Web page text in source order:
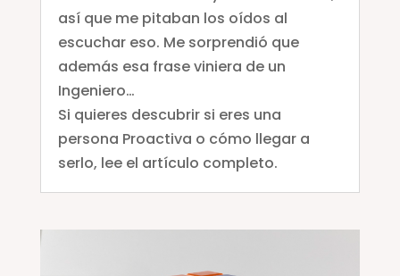
así que me pitaban los oídos al
escuchar eso. Me sorprendió que
además esa frase viniera de un
Ingeniero…
Si quieres descubrir si eres una
persona Proactiva o cómo llegar a
serlo, lee el artículo completo.